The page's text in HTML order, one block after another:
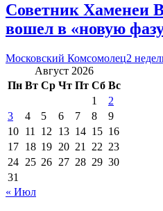
Советник Хаменеи
вошел в «новую
Московский Комсомолец2
Август 2026
Пн Вт Ср Чт Пт Сб Вс
1
2
3
4 5 6 7 8
9
10 11 12 13 14 15 16
17 18 19 20 21 22 23
24 25 26 27 28 29 30
31
« Июл